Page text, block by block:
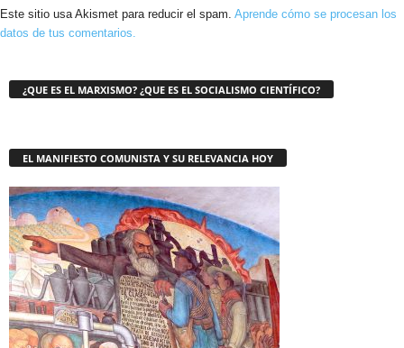
Este sitio usa Akismet para reducir el spam. Aprende cómo se procesan los
datos de tus comentarios.
¿QUE ES EL MARXISMO? ¿QUE ES EL SOCIALISMO CIENTÍFICO?
EL MANIFIESTO COMUNISTA Y SU RELEVANCIA HOY